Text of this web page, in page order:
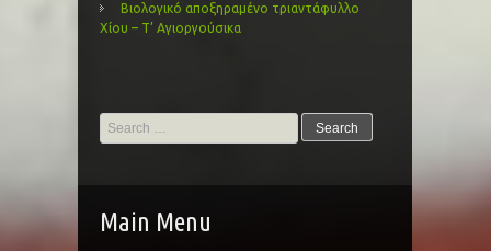
Βιολογικό αποξηραμένο τριαντάφυλλο
Χίου – Τ’ Αγιοργούσικα
Search
for:
Main Menu